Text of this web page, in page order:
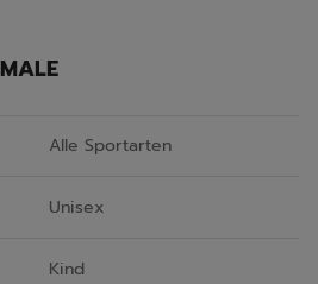
Alle Sportarten
Unisex
Kind